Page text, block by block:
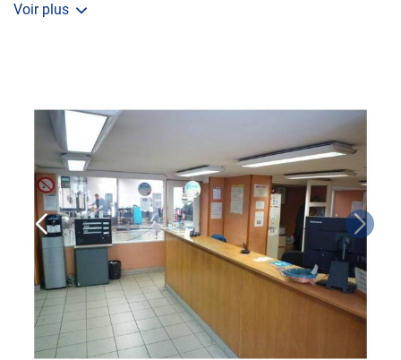
• le contrôle technique obligatoire
• le contrôle des véhicules hybrides ou électriques
• le contrôle technique des véhicules GPL/Gaz*
• le pré-contrôle contrôle technique ou contrôle technique
volontaire / partiel
N’attendez plus pour votre sécurité et faire vérifier votre
véhicule : Prenez RDV dans votre
centre de contrôle
technique.
A très bientôt chezAUTOSUR FÉCAMP
Voir plus